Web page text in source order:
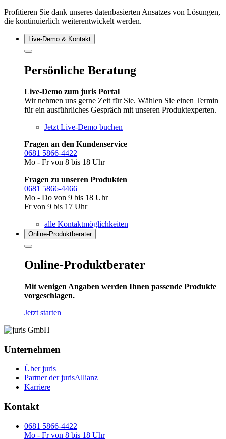
Profitieren Sie dank unseres datenbasierten Ansatzes von Lösungen,
die kontinuierlich weiterentwickelt werden.
Live‑Demo & Kontakt
Persönliche Beratung
Live-Demo zum juris Portal
Wir nehmen uns gerne Zeit für Sie. Wählen Sie einen Termin
für ein ausführliches Gespräch mit unseren Produktexperten.
Jetzt Live-Demo buchen
Fragen an den Kundenservice
0681 5866-4422
Mo - Fr von 8 bis 18 Uhr
Fragen zu unseren Produkten
0681 5866-4466
Mo - Do von 9 bis 18 Uhr
Fr von 9 bis 17 Uhr
alle Kontaktmöglichkeiten
Online-Produkt­berater
Online-Produktberater
Mit wenigen Angaben werden Ihnen passende Produkte
vorgeschlagen.
Jetzt starten
Unternehmen
Über juris
Partner der jurisAllianz
Karriere
Kontakt
0681 5866-4422
Mo - Fr von 8 bis 18 Uhr